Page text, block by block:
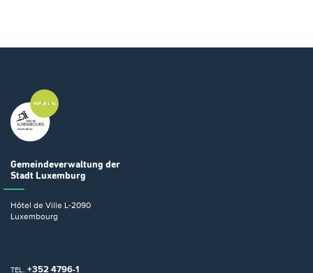
Gemeindeverwaltung der
Stadt Luxemburg
Hôtel de Ville L-2090
Luxembourg
TEL. +352 4796-1